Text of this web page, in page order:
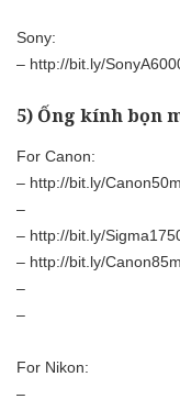
Sony:
– http://bit.ly/
5) Ống kính bọn
For Canon:
– http://bit.ly/
–
– http://bit.ly/
– http://bit.ly/
–
–
For Nikon:
–